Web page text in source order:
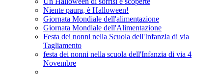
Niente paura, è Halloween!
Giornata Mondiale dell'alimentazione
Giornata Mondiale dell'Alimentazione
Festa dei nonni nella Scuola dell'Infanzia di via
Tagliamento
festa dei nonni nella scuola dell'Infanzia di via 4
Novembre